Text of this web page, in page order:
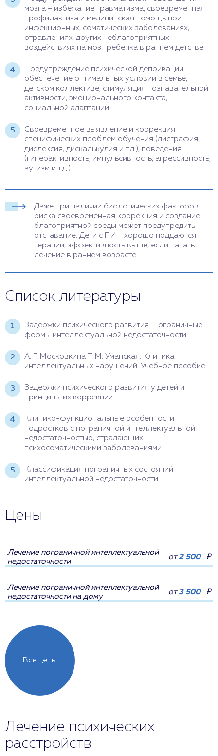
мозга – избежание травматизма, своевременная
профилактика и медицинская помощь при
инфекционных, соматических заболеваниях,
отравлениях, других неблагоприятных
воздействиях на мозг ребенка в раннем детстве.
Предупреждение психической депривации –
обеспечение оптимальных условий в семье,
детском коллективе, стимуляция познавательной
активности, эмоционального контакта,
социальной адаптации.
Своевременное выявление и коррекция
специфических проблем обучения (дисграфия,
дислексия, дискалькулия и т.д.), поведения
(гиперактивность, импульсивность, агрессивность,
аутизм и т.д.).
Даже при наличии биологических факторов
риска своевременная коррекция и создание
благоприятной среды может предупредить
отставание. Дети с ПИН хорошо поддаются
терапии, эффективность выше, если начать
лечение в раннем возрасте.
Список литературы
Задержки психического развития. Пограничные
формы интеллектуальной недостаточности.
А. Г. Московкина Т. М. Уманская. Клиника
интеллектуальных нарушений. Учебное пособие.
Задержки психического развития у детей и
принципы их коррекции.
Клинико-функциональные особенности
подростков с пограничной интеллектуальной
недостаточностью, страдающих
психосоматическими заболеваниями.
Классификация пограничных состояний
интеллектуальной недостаточности.
Цены
Все цены
Лечение пограничной интеллектуальной
недостаточности
от2 500 ₽
Лечение пограничной интеллектуальной
недостаточности на дому
от3 500 ₽
Лечение психических
расстройств